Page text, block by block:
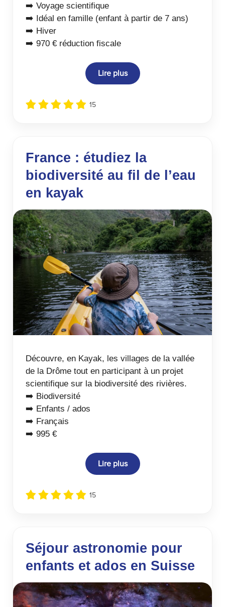
➡️ Voyage scientifique
➡️ Idéal en famille (enfant à partir de 7 ans)
➡️ Hiver
➡️ 970 € réduction fiscale
Lire plus
15
France : étudiez la
biodiversité au fil de l’eau
en kayak
Découvre, en Kayak, les villages de la vallée
de la Drôme tout en participant à un projet
scientifique sur la biodiversité des rivières.
➡️ Biodiversité
➡️ Enfants / ados
➡️ Français
➡️ 995 €
Lire plus
15
Séjour astronomie pour
enfants et ados en Suisse